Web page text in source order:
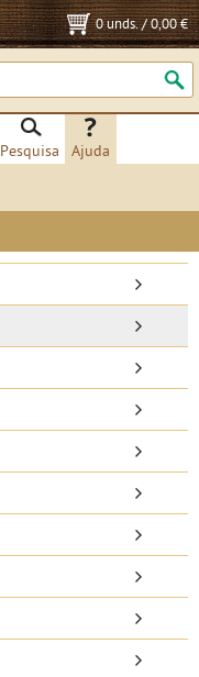
0 unds./0,00 €
Pesquisa Ajuda